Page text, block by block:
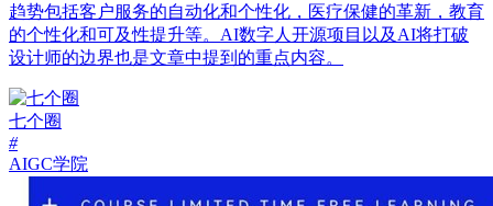
趋势包括客户服务的自动化和个性化，医疗保健的革新，教育
的个性化和可及性提升等。AI数字人开源项目以及AI将打破
设计师的边界也是文章中提到的重点内容。
七个圈
#
AIGC学院